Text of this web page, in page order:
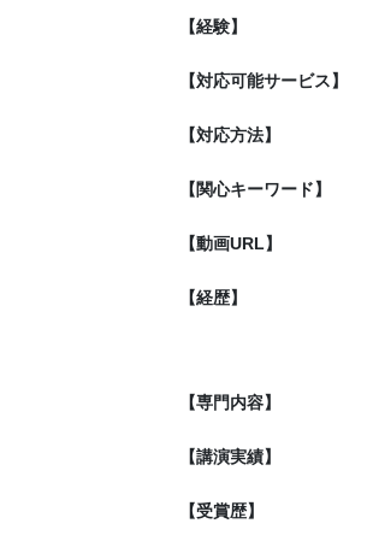
【経験】
【対応可能サービス】
【対応方法】
【関心キーワード】
【動画URL】
【経歴】
【専門内容】
【講演実績】
【受賞歴】